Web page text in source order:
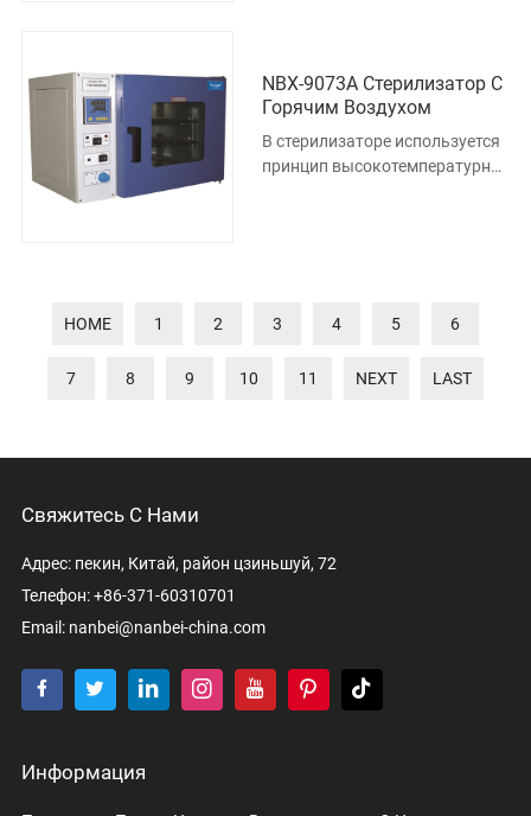
NBX-9073A Стерилизатор С
Горячим Воздухом
В стерилизаторе используется
принцип высокотемпературной
HOME 1 2 3 4 5 6
7 8 9 10 11 NEXT LAST
Свяжитесь С Нами
Адрес: пекин, Китай, район цзиньшуй, 72
Телефон: +86-371-60310701
Email: nanbei@nanbei-china.com
Информация